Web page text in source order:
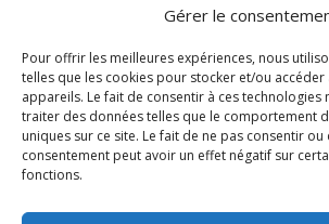
Gérer le
Pour offrir les meilleures expériences, nous
telles que les cookies pour stocker et/ou
appareils. Le fait de consentir à ces technologies
traiter des données telles que le comportement
uniques sur ce site. Le fait de ne pas consentir
consentement peut avoir un effet négatif sur
fonctions.
06 Juil 2026
Étude d’évaluabilité des Structures
d’accompagnement à l’autocréation
01 Juil 2026
Pénurie du personnel infirmier :quels
Wallonie ?